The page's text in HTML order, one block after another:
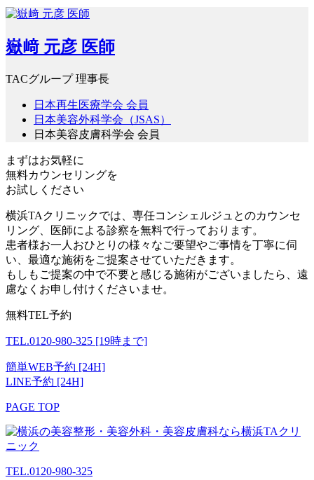
嶽﨑 元彦 医師
TACグループ 理事長
日本再生医療学会 会員
日本美容外科学会（JSAS）
日本美容皮膚科学会 会員
まずはお気軽に
無料カウンセリングを
お試しください
横浜TAクリニックでは、専任コンシェルジュとのカウンセ
リング、医師による診察を無料で行っております。
患者様お一人おひとりの様々なご要望やご事情を丁寧に伺
い、最適な施術をご提案させていただきます。
もしもご提案の中で不要と感じる施術がございましたら、遠
慮なくお申し付けくださいませ。
無料TEL予約
TEL.0120-980-325 [19時まで]
簡単WEB予約 [24H]
LINE予約 [24H]
PAGE TOP
TEL.0120-980-325